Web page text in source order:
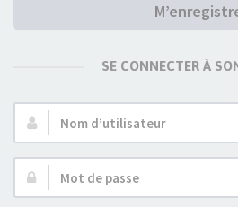
SE CONNECTER À
Nom
Mot